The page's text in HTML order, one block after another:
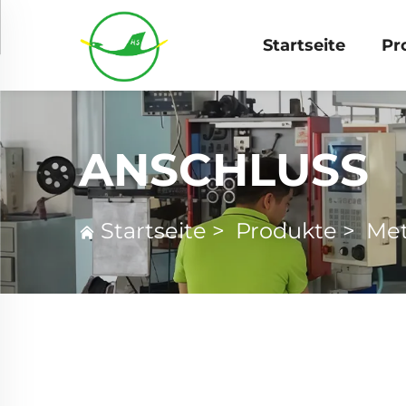
Startseite
ANSCHLUSS
Startseite> Produkte>